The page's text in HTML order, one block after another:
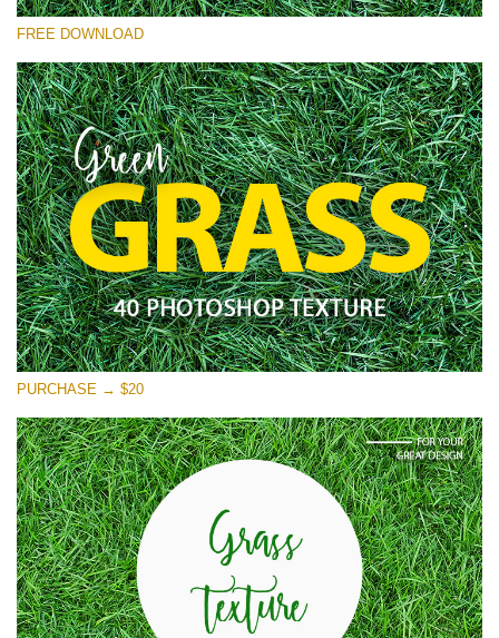
कृपया चुने
Small 800*533px
Green Grass
(40 Textures)
Large 6000*4000px
Entire Collection
(1783 Overlays)
Large 6000*4000px
मुफ्त डाउनलोड
FREE DOWNLOAD
PURCHASE → $20